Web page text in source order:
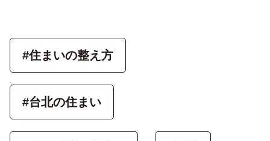
#住まいの整え方
#台北の住まい